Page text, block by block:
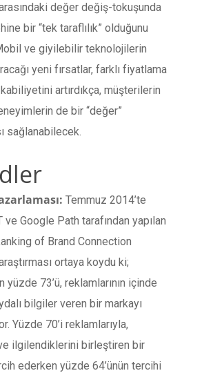
değer değiş-tokuşunda
bir “tek taraflılık” olduğunu
ve giyilebilir teknolojilerin
yeni fırsatlar, farklı fiyatlama
artırdıkça, müşterilerin
de bir “değer”
sağlanabilecek.
Temmuz 2014’te
ve Google Path tarafından yapılan
of Brand Connection
ortaya koydu ki;
yüzde 73’ü, reklamlarının içinde
bilgiler veren bir markayı
Yüzde 70’i reklamlarıyla,
ilgilendiklerini birleştiren bir
ederken yüzde 64’ünün tercihi